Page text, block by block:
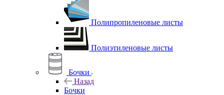
Полипропиленовые листы
Полиэтиленовые листы
Бочки
Назад
Бочки